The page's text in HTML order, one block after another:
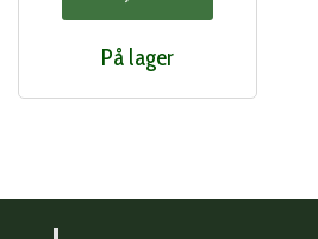
På lager